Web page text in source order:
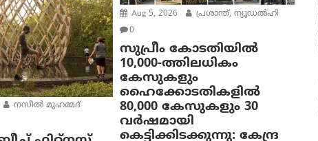
നസീല്‍ മുഹമ്മദ്
Aug 5, 2026
പ്രശാന്ത്, ന്യൂഡല്‍ഹി
0
സുപ്രീം കോടതിയിൽ
10,000-ത്തിലധികം
കേസുകളും
ഹൈക്കോടതികളിൽ
80,000 കേസുകളും 30
വർഷമായി
കെട്ടിക്കിടക്കുന്നു: കേന്ദ്ര